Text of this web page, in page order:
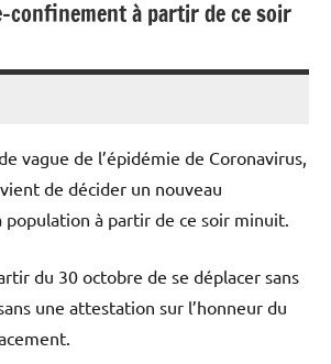
confinement à partir de ce soir
vague de l’épidémie de Coronavirus,
de décider un nouveau
à partir de ce soir minuit.
du 30 octobre de se déplacer sans
une attestation sur l’honneur du